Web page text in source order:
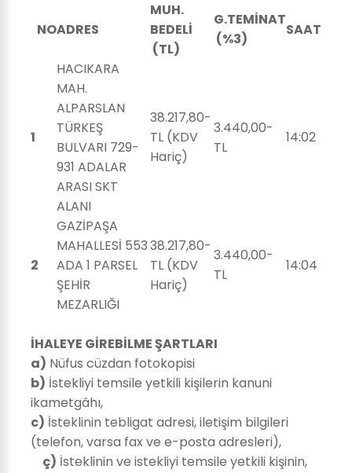
NOADRES
MUH.
BEDELİ
(TL)
G.TEMİNAT
(%3)
SAAT
1
HACIKARA
MAH.
ALPARSLAN
TÜRKEŞ
BULVARI 729-
931 ADALAR
ARASI SKT
ALANI
38.217,80-
TL (KDV
Hariç)
3.440,00-
TL
14:02
2
GAZİPAŞA
MAHALLESİ 553
ADA 1 PARSEL
ŞEHİR
MEZARLIĞI
38.217,80-
TL (KDV
Hariç)
3.440,00-
TL
14:04
İHALEYE GİREBİLME ŞARTLARI
a) Nüfus cüzdan fotokopisi
b) İstekliyi temsile yetkili kişilerin kanuni
ikametgâhı,
c) İsteklinin tebligat adresi, iletişim bilgileri
(telefon, varsa fax ve e-posta adresleri),
ç) İsteklinin ve istekliyi temsile yetkili kişinin,